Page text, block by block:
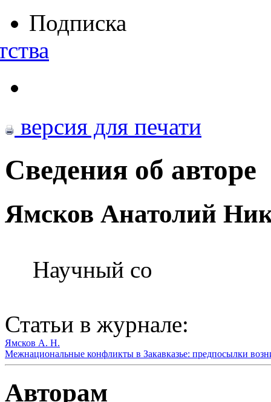
Подписка
версия для печати
Сведения об авторе
Ямсков Анатолий
Научный со
Статьи в журнале:
Ямсков А. Н.
Межнациональные конфликты в Закавказье: предпосылки
Авторам